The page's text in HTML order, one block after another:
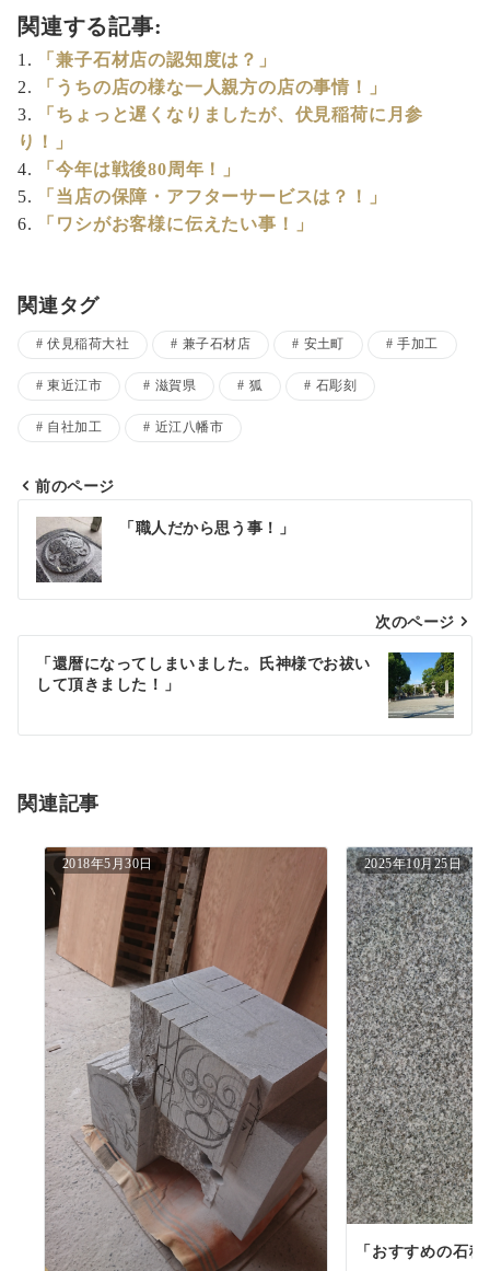
関連する記事:
「兼子石材店の認知度は？」
「うちの店の様な一人親方の店の事情！」
「ちょっと遅くなりましたが、伏見稲荷に月参
り！」
「今年は戦後80周年！」
「当店の保障・アフターサービスは？！」
「ワシがお客様に伝えたい事！」
関連タグ
伏見稲荷大社 兼子石材店 安土町 手加工
東近江市 滋賀県 狐 石彫刻
自社加工 近江八幡市
投
稿
ナ
ビ
シ
ン
前のページ
「職人だから思う事！」
次のページ
「還暦になってしまいました。氏神様でお祓い
して頂きました！」
関連記事
2018年5月30日 2025年10月25日
「おすすめの石